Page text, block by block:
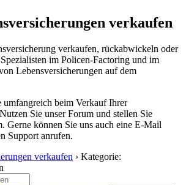
verkaufen
verkaufen, rückabwickeln oder
im Policen-Factoring und im
Lebensversicherungen auf dem
umfangreich beim Verkauf Ihrer
Sie unser Forum und stellen Sie
Gerne können Sie uns auch eine E-Mail
Support anrufen.
verkaufen › Kategorie: